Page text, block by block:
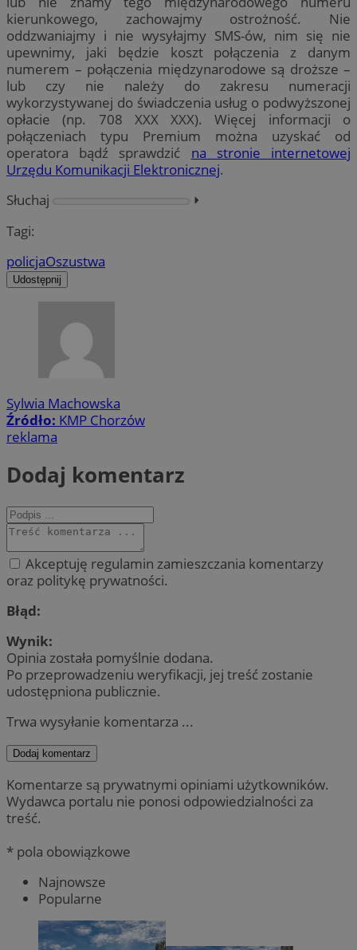
kierunkowego, zachowajmy ostrożność. Nie
oddzwaniajmy i nie wysyłajmy SMS-ów, nim się nie
upewnimy, jaki będzie koszt połączenia z danym
numerem – połączenia międzynarodowe są droższe –
lub czy nie należy do zakresu numeracji
wykorzystywanej do świadczenia usług o podwyższonej
opłacie (np. 708 XXX XXX). Więcej informacji o
połączeniach typu Premium można uzyskać od
operatora bądź sprawdzić na stronie internetowej
Urzędu Komunikacji Elektronicznej.
Słuchaj
⏵︎
Tagi:
policjaOszustwa
Udostępnij
Sylwia Machowska
Źródło: KMP Chorzów
reklama
Dodaj komentarz
Akceptuję regulamin zamieszczania komentarzy
oraz politykę prywatności.
Błąd:
Wynik:
Opinia została pomyślnie dodana.
Po przeprowadzeniu weryfikacji, jej treść zostanie
udostępniona publicznie.
Trwa wysyłanie komentarza ...
Dodaj komentarz
Komentarze są prywatnymi opiniami użytkowników.
Wydawca portalu nie ponosi odpowiedzialności za
treść.
* pola obowiązkowe
Najnowsze
Popularne